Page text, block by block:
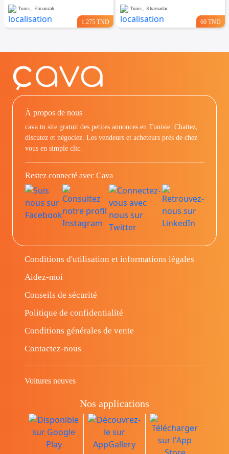
Tunis , Elmanzah
1.275 TND
Tunis , Khaznadar
60 TND
À propos de nous
cava.tn site gratuit des petites annonces en Tunisie: Chattez,
discutez et négociez. Les vendeurs et acheteurs prés de chez
vous en simple clic.
Restez connecté avec Cava
Conditions d'utilisation et informations légales
Aidez-moi
Conseils de sécurité
Politique de confidentialité
Conditions générales de vente
Contactez-nous
Voitures neuves
Nos applications